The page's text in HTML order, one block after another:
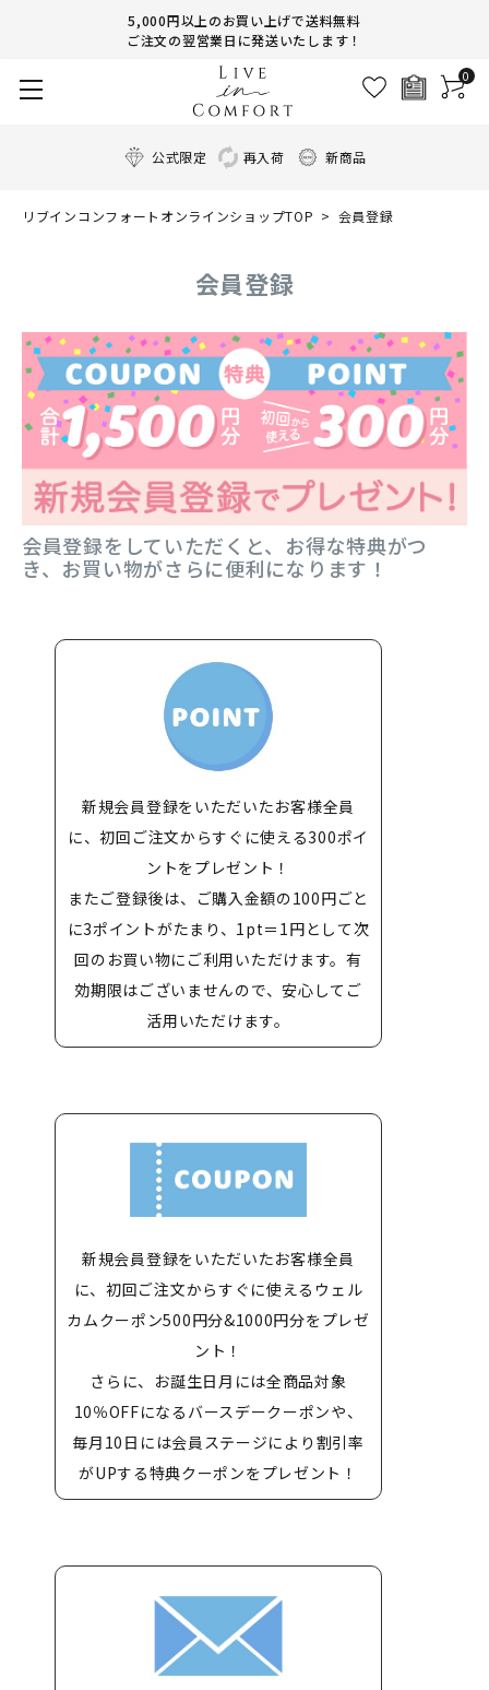
5,000円以上のお買い上げで送料無料
ご注文の翌営業日に発送いたします！
0
公式限定 再入荷 新商品
リブインコンフォートオンラインショップTOP 会員登録
会員登録
会員登録をしていただくと、お得な特典がつ
き、お買い物がさらに便利になります！
新規会員登録をいただいたお客様全員
に、初回ご注文からすぐに使える300ポイ
ントをプレゼント！
またご登録後は、ご購入金額の100円ごと
に3ポイントがたまり、1pt＝1円として次
回のお買い物にご利用いただけます。有
効期限はございませんので、安心してご
活用いただけます。
新規会員登録をいただいたお客様全員
に、初回ご注文からすぐに使えるウェル
カムクーポン500円分&1000円分をプレゼ
ント！
さらに、お誕生日月には全商品対象
10％OFFになるバースデークーポンや、
毎月10日には会員ステージにより割引率
がUPする特典クーポンをプレゼント！